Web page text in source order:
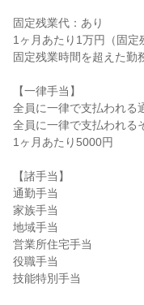
固定残業代：あり
1ヶ月あたり1万円（固定
固定残業時間を超えた勤
【一律手当】
全員に一律で支払われる
全員に一律で支払われる
1ヶ月あたり5000円
【諸手当】
通勤手当
家族手当
地域手当
営業所住宅手当
役職手当
技能特別手当